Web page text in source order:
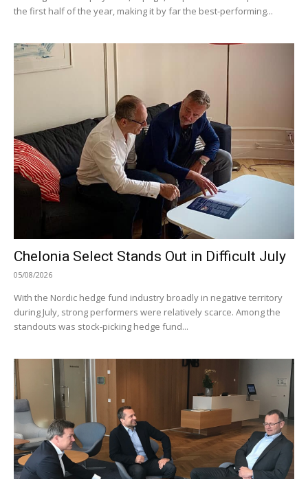
the first half of the year, making it by far the best-performing...
Chelonia Select Stands Out in Difficult July
05/08/2026
With the Nordic hedge fund industry broadly in negative territory
during July, strong performers were relatively scarce. Among the
standouts was stock-picking hedge fund...